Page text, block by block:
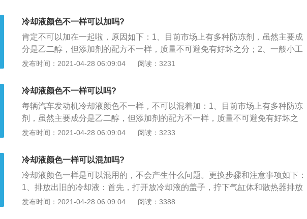
做区分，不同颜色的防冻液其中的成分和比例也会存在差异，所以防冻效果也会
不一样。当不同颜色的防冻液混加了后，由于防冻液里面的成分不同，所以很容
易发生化学反应，造成防冻液失效。所以在添加防冻液的时候，一定要注意防冻
液的颜色差别，要添加同种颜色的防冻液。关于使用防冻液时需要注意的事项：
1、使用防冻液时，尽量选择原厂或者同等品牌同等颜色的防冻液，使其可以更
3、当防冻液缺失时，不要往里面加水。
冷却液颜色不一样可以加吗?
肯定不可以加在一起啦，原因如下：1、目前市场上有多种防冻剂，虽然主要成
分是乙二醇，但添加剂的配方不一样，质量不可避免有好坏之分；2、一般小工
厂生产的防冻液都具有很强的腐蚀性，损坏了汽车的冷却系统，有些防冻液也会
规，但由于添加剂配方不同，如果混合使用，各种添加剂很可能发生化学反应，
导致添加剂失效，损坏其综合防腐能力，造成沉淀、结垢和腐蚀的危害，从而影
响发动机的使用寿命。
发布时间：2021-04-28 06:09:04 阅读：3231
冷却液颜色不一样可以吗?
每辆汽车发动机冷却液颜色不一样，不可以混着加：1、目前市场上有多种防冻
剂，虽然主要成分是乙二醇，但添加剂的配方不一样，质量不可避免有好坏之
分；2、一般小工厂生产的防冻液都具有很强的腐蚀性，损坏了汽车的冷却系
品虽然生产厂家正规，但由于添加剂配方不同，如果混合使用，各种添加剂很可
能发生化学反应，导致添加剂失效，损坏其综合防腐能力，造成沉淀、结垢和腐
蚀的危害，从而影响发动机的使用寿命。
发布时间：2021-04-28 06:09:04 阅读：3233
冷却液颜色一样可以混加吗?
冷却液颜色一样是可以混用的，不会产生什么问题。更换步骤和注意事项如下：
1、排放出旧的冷却液：首先，打开放冷却液的盖子，拧下气缸体和散热器排放
开关，应在发动机低速热下进行；2、添加新的冷却液，要注意冷却液放尽后，
发布时间：2021-04-28 06:09:04 阅读：3388